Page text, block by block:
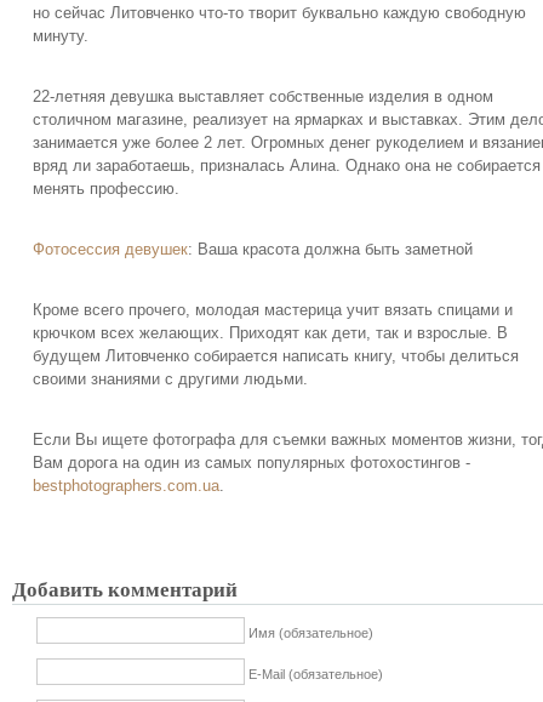
но сейчас Литовченко что-то творит буквально каждую свободную
минуту.
22-летняя девушка выставляет собственные изделия в одном
столичном магазине, реализует на ярмарках и выставках. Этим
занимается уже более 2 лет. Огромных денег рукоделием и
вряд ли заработаешь, призналась Алина. Однако она не собирается
менять профессию.
Фотосессия девушек: Ваша красота должна быть заметной
Кроме всего прочего, молодая мастерица учит вязать спицами и
крючком всех желающих. Приходят как дети, так и взрослые. В
будущем Литовченко собирается написать книгу, чтобы делиться
своими знаниями с другими людьми.
Если Вы ищете фотографа для съемки важных моментов жизни,
Вам дорога на один из самых популярных фотохостингов -
bestphotographers.com.ua.
Добавить комментарий
Имя (обязательное)
E-Mail (обязательное)